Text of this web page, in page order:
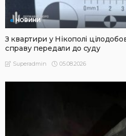
НОВИНИ
З квартири у Нікополі
справу передали до суду
Superadmin 05.08.2026